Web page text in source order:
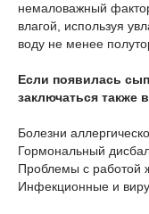
немаловажный
влагой, используя
воду не менее
Если появилась
заключаться также
Болезни
Гормональный
Проблемы с работой
Инфекционные и